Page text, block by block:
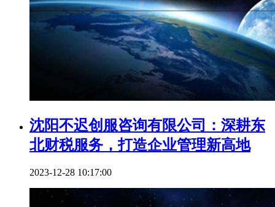
沈阳不迟创服咨询有限公司：深耕东
北财税服务，打造企业管理新高地
2023-12-28 10:17:00